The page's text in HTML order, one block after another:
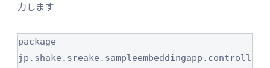
力します
package
jp.shake.sreake.sampleembeddingapp.controll